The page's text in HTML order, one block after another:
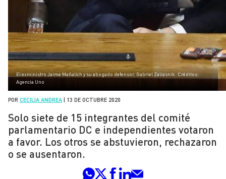
El exministro Jaime Mañalich y su abogado defensor, Gabriel Zaliasnik. Créditos:
Agencia Uno
POR CECILIA ANDREA 13 DE OCTUBRE 2020
Solo siete de 15 integrantes del comité
parlamentario DC e independientes votaron
a favor. Los otros se abstuvieron, rechazaron
o se ausentaron.